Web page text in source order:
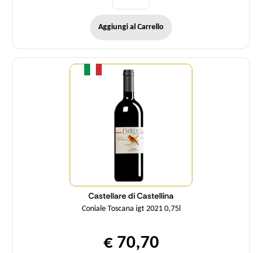
Aggiungi al Carrello
Castellare di Castellina
Coniale Toscana igt 2021 0,75l
€ 70,70
Quantità